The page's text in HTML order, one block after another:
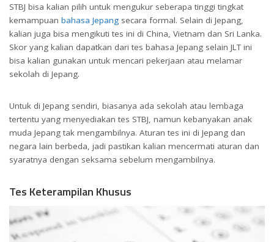
STBJ bisa kalian pilih untuk mengukur seberapa tinggi tingkat
kemampuan bahasa Jepang secara formal. Selain di Jepang,
kalian juga bisa mengikuti tes ini di China, Vietnam dan Sri Lanka.
Skor yang kalian dapatkan dari tes bahasa Jepang selain JLT ini
bisa kalian gunakan untuk mencari pekerjaan atau melamar
sekolah di Jepang.
Untuk di Jepang sendiri, biasanya ada sekolah atau lembaga
tertentu yang menyediakan tes STBJ, namun kebanyakan anak
muda Jepang tak mengambilnya. Aturan tes ini di Jepang dan
negara lain berbeda, jadi pastikan kalian mencermati aturan dan
syaratnya dengan seksama sebelum mengambilnya.
Tes Keterampilan Khusus